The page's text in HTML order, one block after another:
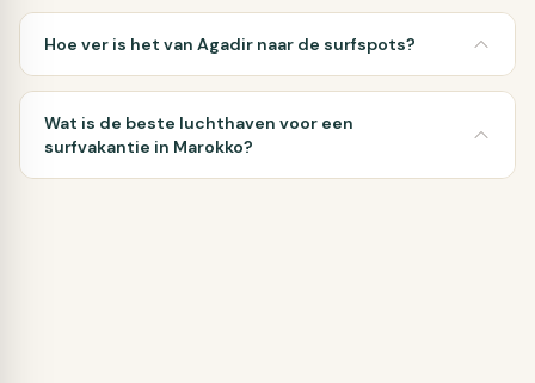
Hoe ver is het van Agadir naar de surfspots?
Wat is de beste luchthaven voor een
surfvakantie in Marokko?